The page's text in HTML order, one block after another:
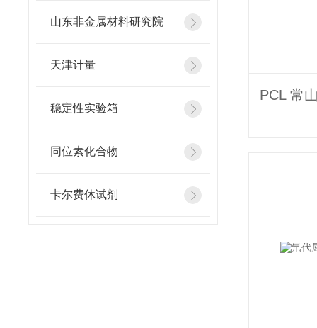
山东非金属材料研究院
天津计量
稳定性实验箱
同位素化合物
卡尔费休试剂